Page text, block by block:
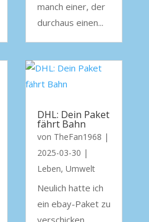
manch einer, der
durchaus einen...
DHL: Dein Paket
fährt Bahn
von TheFan1968 |
2025-03-30 |
Leben, Umwelt
Neulich hatte ich
ein ebay-Paket zu
verschicken.